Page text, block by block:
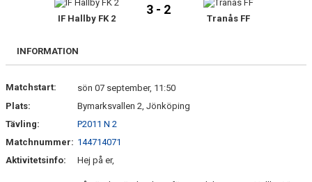
BILDGALLERI
DOKUMENT
IF Hallby FK 2
3 - 2
Tranås FF
INFORMATION
Matchstart:
sön 07 september, 11:50
Plats:
Bymarksvallen 2, Jönköping
Tävling:
P2011 N 2
Matchnummer: 144714071
Aktivitetsinfo:
Hej på er,